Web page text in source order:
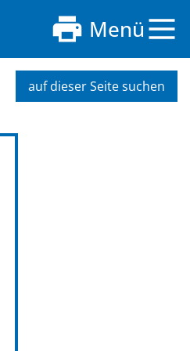
Menü
auf dieser Seite suchen